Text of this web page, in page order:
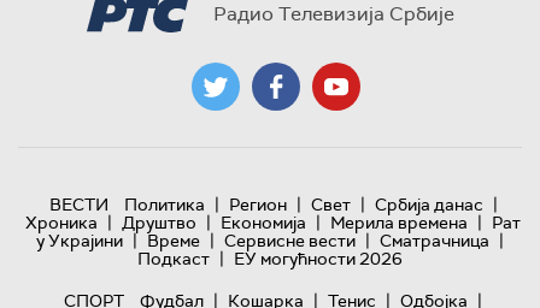
Радио Телевизија Србије
ВЕСТИ Политика | Регион | Свет | Србија данас |
Хроника | Друштво | Економија | Мерила времена | Рат
у Украјини | Време | Сервисне вести | Сматрачница |
Подкаст | ЕУ могућности 2026
СПОРТ
Фудбал | Кошарка | Тенис | Одбојка |